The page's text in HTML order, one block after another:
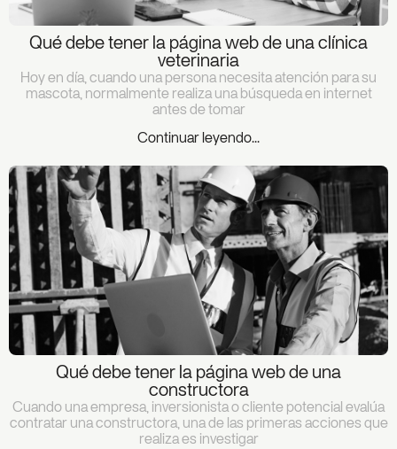
Qué debe tener la página web de una clínica
veterinaria
Hoy en día, cuando una persona necesita atención para su
mascota, normalmente realiza una búsqueda en internet
antes de tomar
Continuar leyendo...
Qué debe tener la página web de una
constructora
Cuando una empresa, inversionista o cliente potencial evalúa
contratar una constructora, una de las primeras acciones que
realiza es investigar